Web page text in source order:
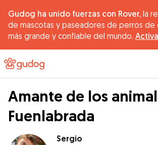
Gudog ha unido fuerzas con Rover, la
de mascotas y paseadores de perros de
más grande y confiable del mundo.
Amante de los
Fuenlabrada
Sergio